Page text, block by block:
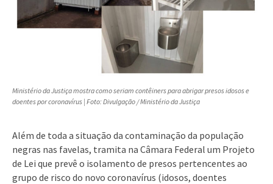
Ministério da Justiça mostra como seriam contêiners para abrigar presos idosos e
doentes por coronavírus | Foto: Divulgação / Ministério da Justiça
Além de toda a situação da contaminação da população
negras nas favelas, tramita na Câmara Federal um Projeto
de Lei que prevê o isolamento de presos pertencentes ao
grupo de risco do novo coronavírus (idosos, doentes